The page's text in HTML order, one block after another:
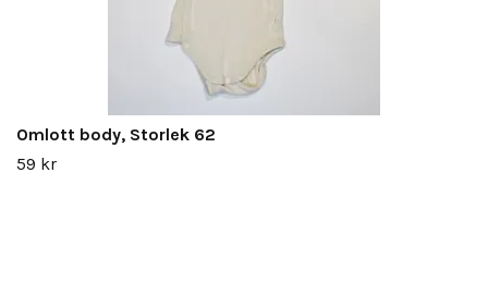
Omlott body, Storlek 62
59 kr